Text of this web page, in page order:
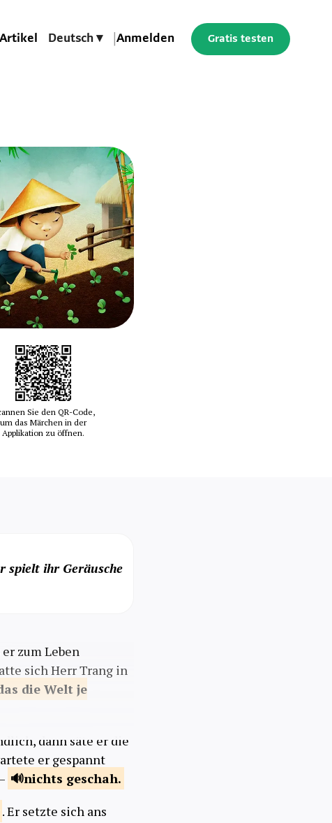
Artikel Deutsch ▾ Anmelden Gratis testen
Sie den QR-Code,
um das Märchen in der
Applikation zu öffnen.
spielt ihr Geräusche
zum Leben
sich Herr Trang in
die Welt je
dann säte er die
er gespannt
nichts geschah.
. Er setzte sich ans